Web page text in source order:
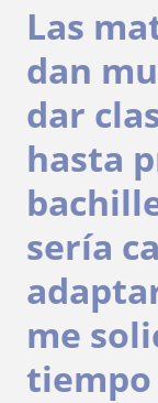
Las
dan
dar
hasta
sería
me